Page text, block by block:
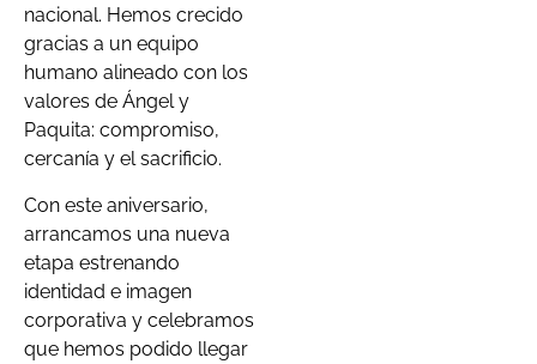
nacional. Hemos crecido
gracias a un equipo
humano alineado con los
valores de Ángel y
Paquita: compromiso,
cercanía y el sacrificio.
Con este aniversario,
arrancamos una nueva
etapa estrenando
identidad e imagen
corporativa y celebramos
que hemos podido llegar